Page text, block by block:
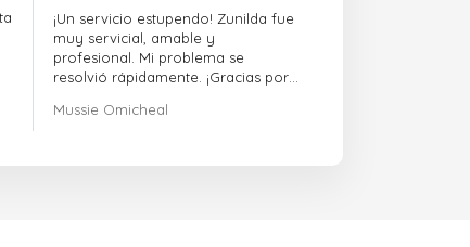
¡Un servicio estupendo! Zunilda fue
muy servicial, amable y
profesional. Mi problema se
resolvió rápidamente. ¡Gracias por
Mussie Omicheal